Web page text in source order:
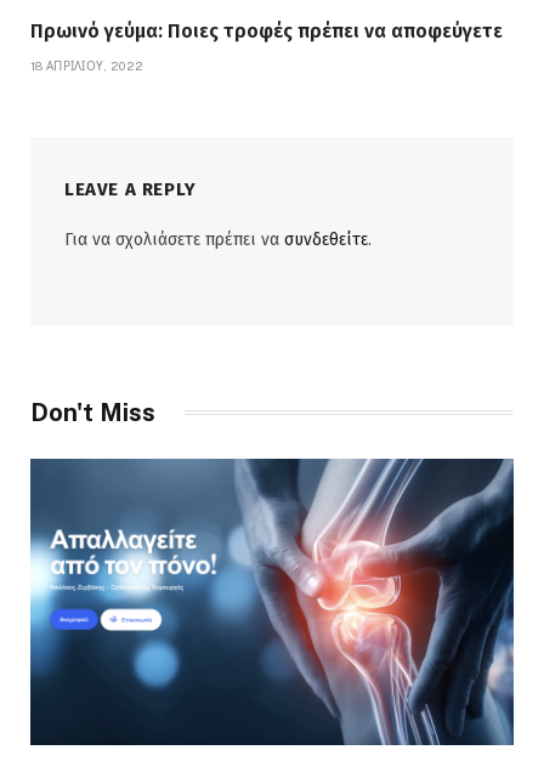
Πρωινό γεύμα: Ποιες τροφές πρέπει να αποφεύγετε
18 ΑΠΡΙΛΊΟΥ, 2022
LEAVE A REPLY
Για να σχολιάσετε πρέπει να συνδεθείτε.
Don't Miss